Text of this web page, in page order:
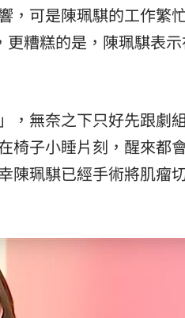
，可是陳珮騏的工作繁
更糟糕的是，陳珮騏表
，無奈之下只好先跟劇
椅子小睡片刻，醒來都
陳珮騏已經手術將肌瘤